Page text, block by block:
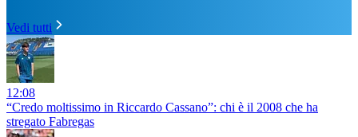
Vedi tutti
12:08
“Credo moltissimo in Riccardo Cassano”: chi è il 2008 che ha
stregato Fabregas